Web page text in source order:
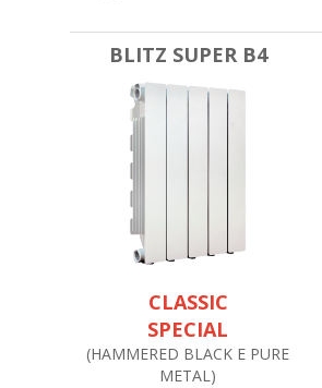
BLITZ SUPER B4
CLASSIC
SPECIAL
(HAMMERED BLACK E PURE
METAL)